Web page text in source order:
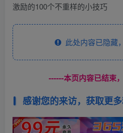
激励的100个不重样的小技巧
此处内容已隐藏
------本页内容已结束
感谢您的来访，获取更